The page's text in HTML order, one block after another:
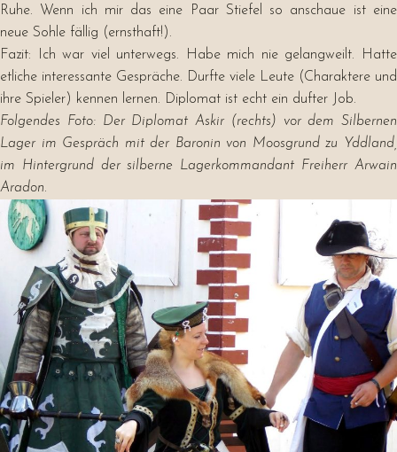
Ruhe. Wenn ich mir das eine Paar Stiefel so anschaue ist eine
neue Sohle fällig (ernsthaft!).
Fazit: Ich war viel unterwegs. Habe mich nie gelangweilt. Hatte
etliche interessante Gespräche. Durfte viele Leute (Charaktere und
ihre Spieler) kennen lernen. Diplomat ist echt ein dufter Job.
Folgendes Foto: Der Diplomat Askir (rechts) vor dem Silbernen
Lager im Gespräch mit der Baronin von Moosgrund zu Yddland,
im Hintergrund der silberne Lagerkommandant Freiherr Arwain
Aradon.